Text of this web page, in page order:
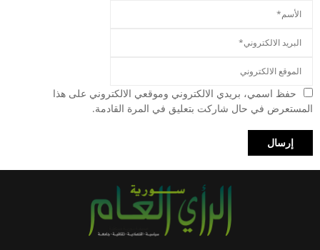
حفظ اسمي، بريدي الالكتروني وموقعي الالكتروني على هذا
المستعرض في حال شاركت بتعليق في المرة القادمة.